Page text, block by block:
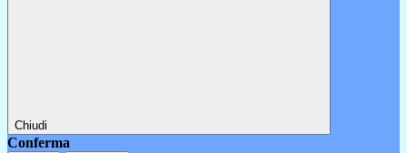
Chiudi
Conferma